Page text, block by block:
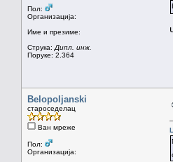
Пол:
Организација:
Име и презиме:
Струка: Дипл. инж.
Поруке: 2.364
Belopoljanski
староседелац
Ван мреже
Пол:
Организација: